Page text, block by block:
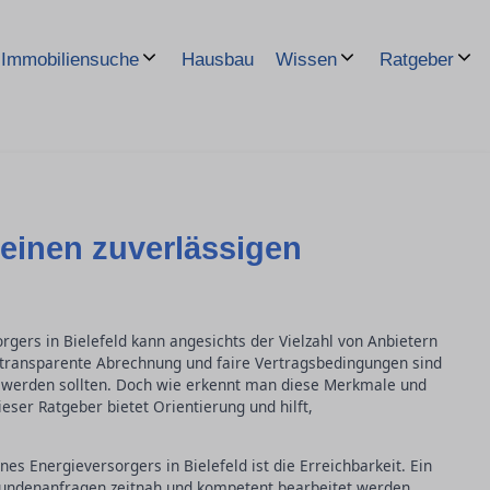
Immobiliensuche Hausbau Wissen Ratgeber
zuverlässigen
in Bielefeld kann angesichts der Vielzahl von Anbietern
Abrechnung und faire Vertragsbedingungen sind
sollten. Doch wie erkennt man diese Merkmale und
Ratgeber bietet Orientierung und hilft,
Energieversorgers in Bielefeld ist die Erreichbarkeit. Ein